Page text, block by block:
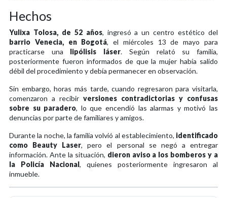
Hechos
Yulixa Tolosa, de 52 años, ingresó a un centro estético del
barrio Venecia, en Bogotá, el miércoles 13 de mayo para
practicarse una lipólisis láser. Según relató su familia,
posteriormente fueron informados de que la mujer había salido
débil del procedimiento y debía permanecer en observación.
Sin embargo, horas más tarde, cuando regresaron para visitarla,
comenzaron a recibir versiones contradictorias y confusas
sobre su paradero, lo que encendió las alarmas y motivó las
denuncias por parte de familiares y amigos.
Durante la noche, la familia volvió al establecimiento, identificado
como Beauty Laser, pero el personal se negó a entregar
información. Ante la situación, dieron aviso a los bomberos y a
la Policía Nacional, quienes posteriormente ingresaron al
inmueble.